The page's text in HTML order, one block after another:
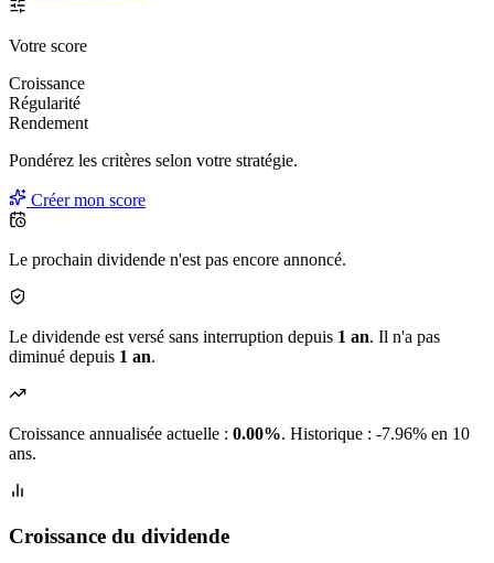
Votre score
Croissance
Régularité
Rendement
Pondérez les critères selon votre stratégie.
Créer mon score
Le prochain dividende n'est pas encore annoncé.
Le dividende est versé sans interruption depuis 1 an. Il n'a pas
diminué depuis 1 an.
Croissance annualisée actuelle : 0.00%. Historique : -7.96% en 10
ans.
Croissance du dividende